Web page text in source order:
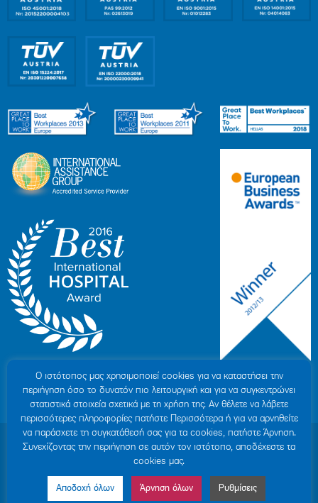
© 2007-2026 ΥΓΕΙΑ Μ.Α.Ε |
ΓΕΜΗ: 000279901000
Όροι Χρήσης
| Πολιτική Προστασίας Προσωπικών Δεδομένων
Δήλωση Απορρήτου
Ο ιστότοπoς μας χρησιμοποιεί cookies για να καταστήσει την
περιήγηση όσο το δυνατόν πιο λειτουργική και για να συγκεντρώνει
στατιστικά στοιχεία σχετικά με τη χρήση της. Αν θέλετε να λάβετε
περισσότερες πληροφορίες πατήστε Περισσότερα ή για να αρνηθείτε
να παράσχετε τη συγκατάθεσή σας για τα cookies, πατήστε Άρνηση.
Συνεχίζοντας την περιήγηση σε αυτόν τον ιστότοπο, αποδέχεστε τα
cookies μας.
Αποδοχή όλων Άρνηση όλων Ρυθμίσεις